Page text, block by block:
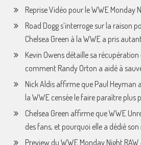
Reprise Vidéo pour le WWE Monday
Road Dogg s’interroge sur la raison
Chelsea Green à la WWE a pris
Kevin Owens détaille sa
comment Randy Orton a aidé à
Nick Aldis affirme que Paul Heyman
la WWE censée le faire paraître plus
Chelsea Green affirme que WWE
des fans, et pourquoi elle a dédié
Preview du WWE Monday Night